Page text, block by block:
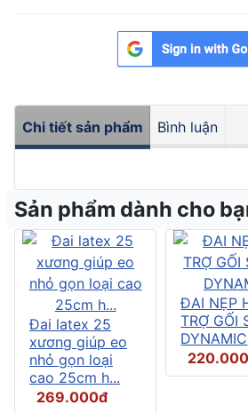
Chi tiết sản phẩm Bình luận
Sản phẩm dành cho
Đai latex 25
xương giúp eo
nhỏ gọn loại
cao 25cm h...
269.000đ
ĐAI NẸP
TRỢ GỐI
DYNAMIC